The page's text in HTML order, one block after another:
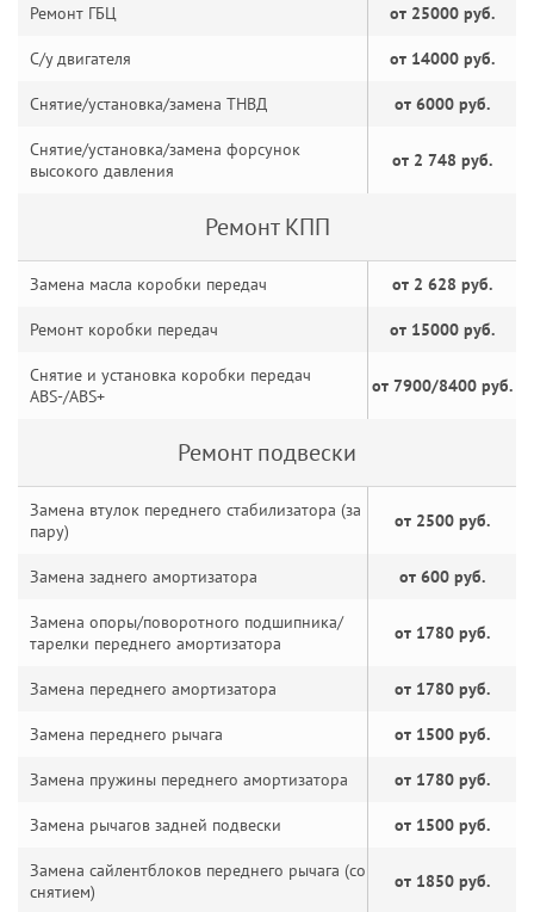
Ремонт ГБЦ от 25000 руб.
С/у двигателя от 14000 руб.
Снятие/установка/замена ТНВД от 6000 руб.
Снятие/установка/замена форсунок
высокого давления
от 2 748 руб.
Ремонт КПП
Замена масла коробки передач от 2 628 руб.
Ремонт коробки передач от 15000 руб.
Снятие и установка коробки передач
ABS-/ABS+
от 7900/8400 руб.
Ремонт подвески
Замена втулок переднего стабилизатора (за
пару)
от 2500 руб.
Замена заднего амортизатора от 600 руб.
Замена опоры/поворотного подшипника/
тарелки переднего амортизатора
от 1780 руб.
Замена переднего амортизатора от 1780 руб.
Замена переднего рычага от 1500 руб.
Замена пружины переднего амортизатора от 1780 руб.
Замена рычагов задней подвески от 1500 руб.
Замена сайлентблоков переднего рычага (со
снятием)
от 1850 руб.